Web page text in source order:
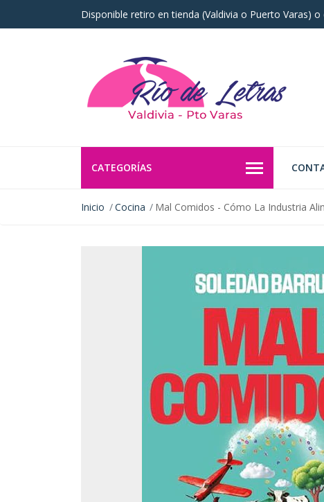
Disponible retiro en tienda (Valdivia o Puerto Varas)
CATEGORÍAS
Inicio Cocina Mal Comidos - Cómo La Industria